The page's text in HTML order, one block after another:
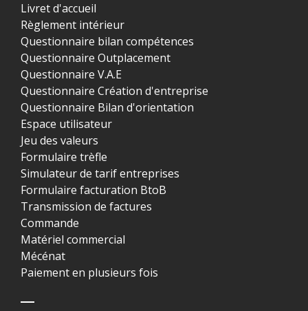
Livret d'accueil
Règlement intérieur
Questionnaire bilan compétences
Questionnaire Outplacement
Questionnaire V.A.E
Questionnaire Création d'entreprise
Questionnaire Bilan d'orientation
Espace utilisateur
Jeu des valeurs
Formulaire trèfle
Simulateur de tarif entreprises
Formulaire facturation BtoB
Transmission de factures
Commande
Matériel commercial
Mécénat
Paiement en plusieurs fois